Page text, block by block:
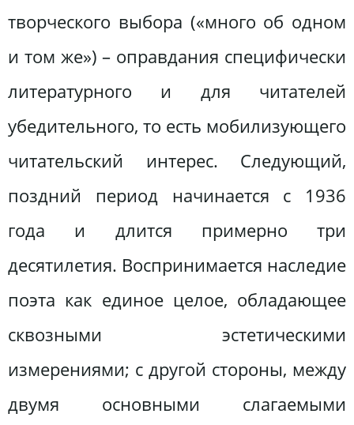
творческого выбора («много об одном
и том же») – оправдания специфически
литературного и для читателей
убедительного, то есть мобилизующего
читательский интерес. Следующий,
поздний период начинается с 1936
года и длится примерно три
десятилетия. Воспринимается наследие
поэта как единое целое, обладающее
сквозными эстетическими
измерениями; с другой стороны, между
двумя основными слагаемыми